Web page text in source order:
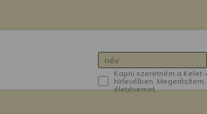
Kapni szeretném a
hírlevélben.
életévemet.